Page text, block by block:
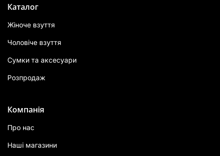
Каталог
Жіноче взуття
Чоловіче взуття
Сумки та аксесуари
Розпродаж
Компанія
Про нас
Наші магазини